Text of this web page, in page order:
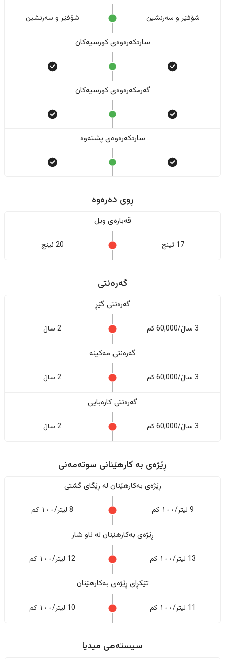
شۆفێر و سەرنشین شۆفێر و سەرنشین
ساردکەرەوەی کورسیەکان
گەرمکەرەوەی کورسیەکان
ساردکەرەوەی پشتەوە
ڕوی دەرەوە
قەبارەی ویل
17 ئینج 20 ئینج
گەرەنتی
گەرەنتی گێڕ
3 ساڵ/60,000 کم 2 ساڵ
گەرەنتی مەکینە
3 ساڵ/60,000 کم 2 ساڵ
گەرەنتی کارەبایی
3 ساڵ/60,000 کم 2 ساڵ
ڕێژەى به کارهێنانی سوتەمەنی
ڕێژەى بەکارهێنان له ڕێگای گشتی
9 لیتر/١٠٠ کم 8 لیتر/١٠٠ کم
ڕێژەى بەکارهێنان له ناو شار
13 لیتر/١٠٠ کم 12 لیتر/١٠٠ کم
تێکڕای ڕێژەى بەکارهێنان
11 لیتر/١٠٠ کم 10 لیتر/١٠٠ کم
سیستەمی میدیا